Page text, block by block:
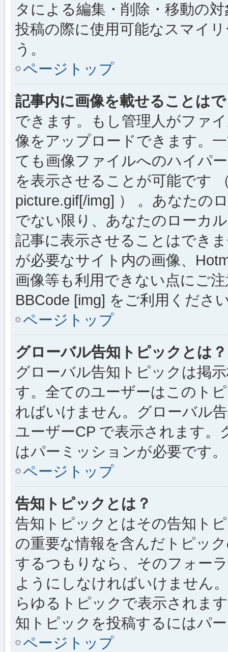
タによる編集・削除・移動の
投稿の際に使用可能なスマイ
う。
ページトップ
記事内に画像を載せることは
できます。もし管理人がファ
像をアップロードできます。
ても画像ファイルへのハイパ
を表示させることが可能です
picture.gif[/img] ） 。あなたの
でない限り、あなたのローカ
記事に表示させることはでき
が必要なサイト内の画像、
画像等も利用できない点にご
BBCode [img] をご利用くださ
ページトップ
グローバル告知トピックとは？
グローバル告知トピックは掲
す。全てのユーザーはこのト
ればいけません。グローバル
ユーザーCP で表示されます
はパーミッションが必要です。
ページトップ
告知トピックとは？
告知トピックとはその告知ト
の重要な情報を含んだトピッ
するつもりなら、そのフォー
ようにしなければいけません
らゆるトピックで表示されま
知トピックを投稿するにはパ
ページトップ